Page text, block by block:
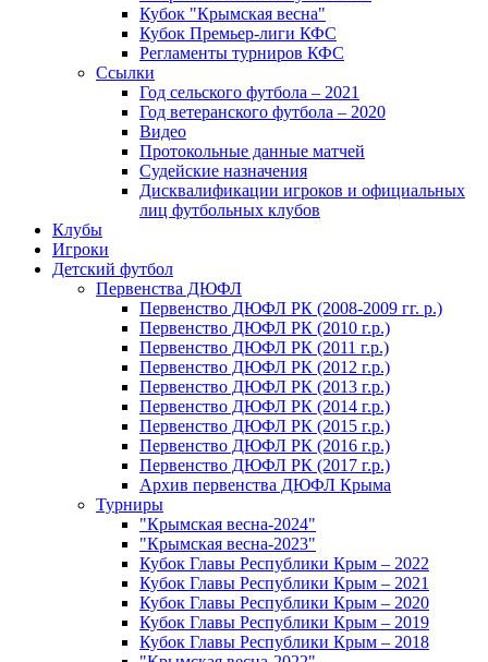
Кубок "Крымская весна"
Кубок Премьер-лиги КФС
Регламенты турниров КФС
Ссылки
Год сельского футбола – 2021
Год ветеранского футбола – 2020
Видео
Протокольные данные матчей
Судейские назначения
Дисквалификации игроков и официальных
лиц футбольных клубов
Клубы
Игроки
Детский футбол
Первенства ДЮФЛ
Первенство ДЮФЛ РК (2008-2009 гг. р.)
Первенство ДЮФЛ РК (2010 г.р.)
Первенство ДЮФЛ РК (2011 г.р.)
Первенство ДЮФЛ РК (2012 г.р.)
Первенство ДЮФЛ РК (2013 г.р.)
Первенство ДЮФЛ РК (2014 г.р.)
Первенство ДЮФЛ РК (2015 г.р.)
Первенство ДЮФЛ РК (2016 г.р.)
Первенство ДЮФЛ РК (2017 г.р.)
Архив первенства ДЮФЛ Крыма
Турниры
"Крымская весна-2024"
"Крымская весна-2023"
Кубок Главы Республики Крым – 2022
Кубок Главы Республики Крым – 2021
Кубок Главы Республики Крым – 2020
Кубок Главы Республики Крым – 2019
Кубок Главы Республики Крым – 2018